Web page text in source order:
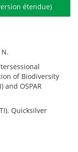
étendue)
of Biodiversity
and OSPAR
Quicksilver